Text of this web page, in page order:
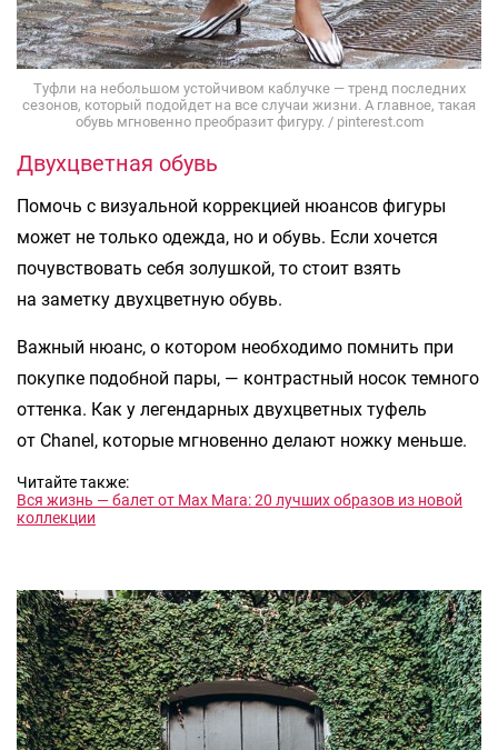
Туфли на небольшом устойчивом каблучке — тренд последних
сезонов, который подойдет на все случаи жизни. А главное, такая
обувь мгновенно преобразит фигуру. / pinterest.com
Двухцветная обувь
Помочь с визуальной коррекцией нюансов фигуры
может не только одежда, но и обувь. Если хочется
почувствовать себя золушкой, то стоит взять
на заметку двухцветную обувь.
Важный нюанс, о котором необходимо помнить при
покупке подобной пары, — контрастный носок темного
оттенка. Как у легендарных двухцветных туфель
от Chanel, которые мгновенно делают ножку меньше.
Читайте также:
Вся жизнь — балет от Max Mara: 20 лучших образов из новой
коллекции